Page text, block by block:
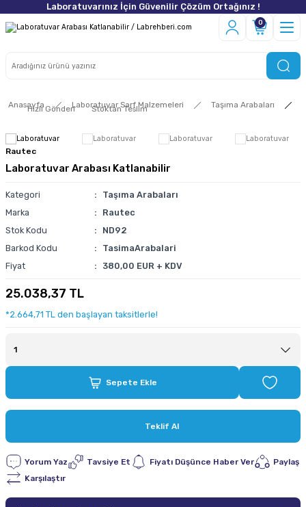
Laboratuvarınız İçin Güvenilir Çözüm Ortağınız !
0
Anasayfa Laboratuvar Sarf Malzemeleri Taşıma Arabaları
Hızlı Gönderi Stoktan Teslim
Rautec
Laboratuvar Arabası Katlanabilir
Kategori
Taşıma Arabaları
Marka
Rautec
Stok Kodu
ND92
Barkod Kodu
TasimaArabalari
Fiyat
380,00 EUR + KDV
25.038,37 TL
*2.664,71 TL den başlayan taksitlerle!
Sepete Ekle
Teklif Al
Yorum Yaz Tavsiye Et Fiyatı Düşünce Haber Ver
Paylaş
Karşılaştır